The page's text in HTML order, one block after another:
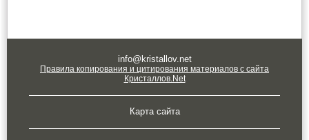
info@kristallov.net
Правила копирования и цитирования материалов с сайта
Кристаллов.Net
Карта сайта